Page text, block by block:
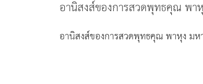
อานิสงส์ของการสวดพุทธคุณ พ
อานิสงส์ของการสวดพุทธคุณ พาหุง ม